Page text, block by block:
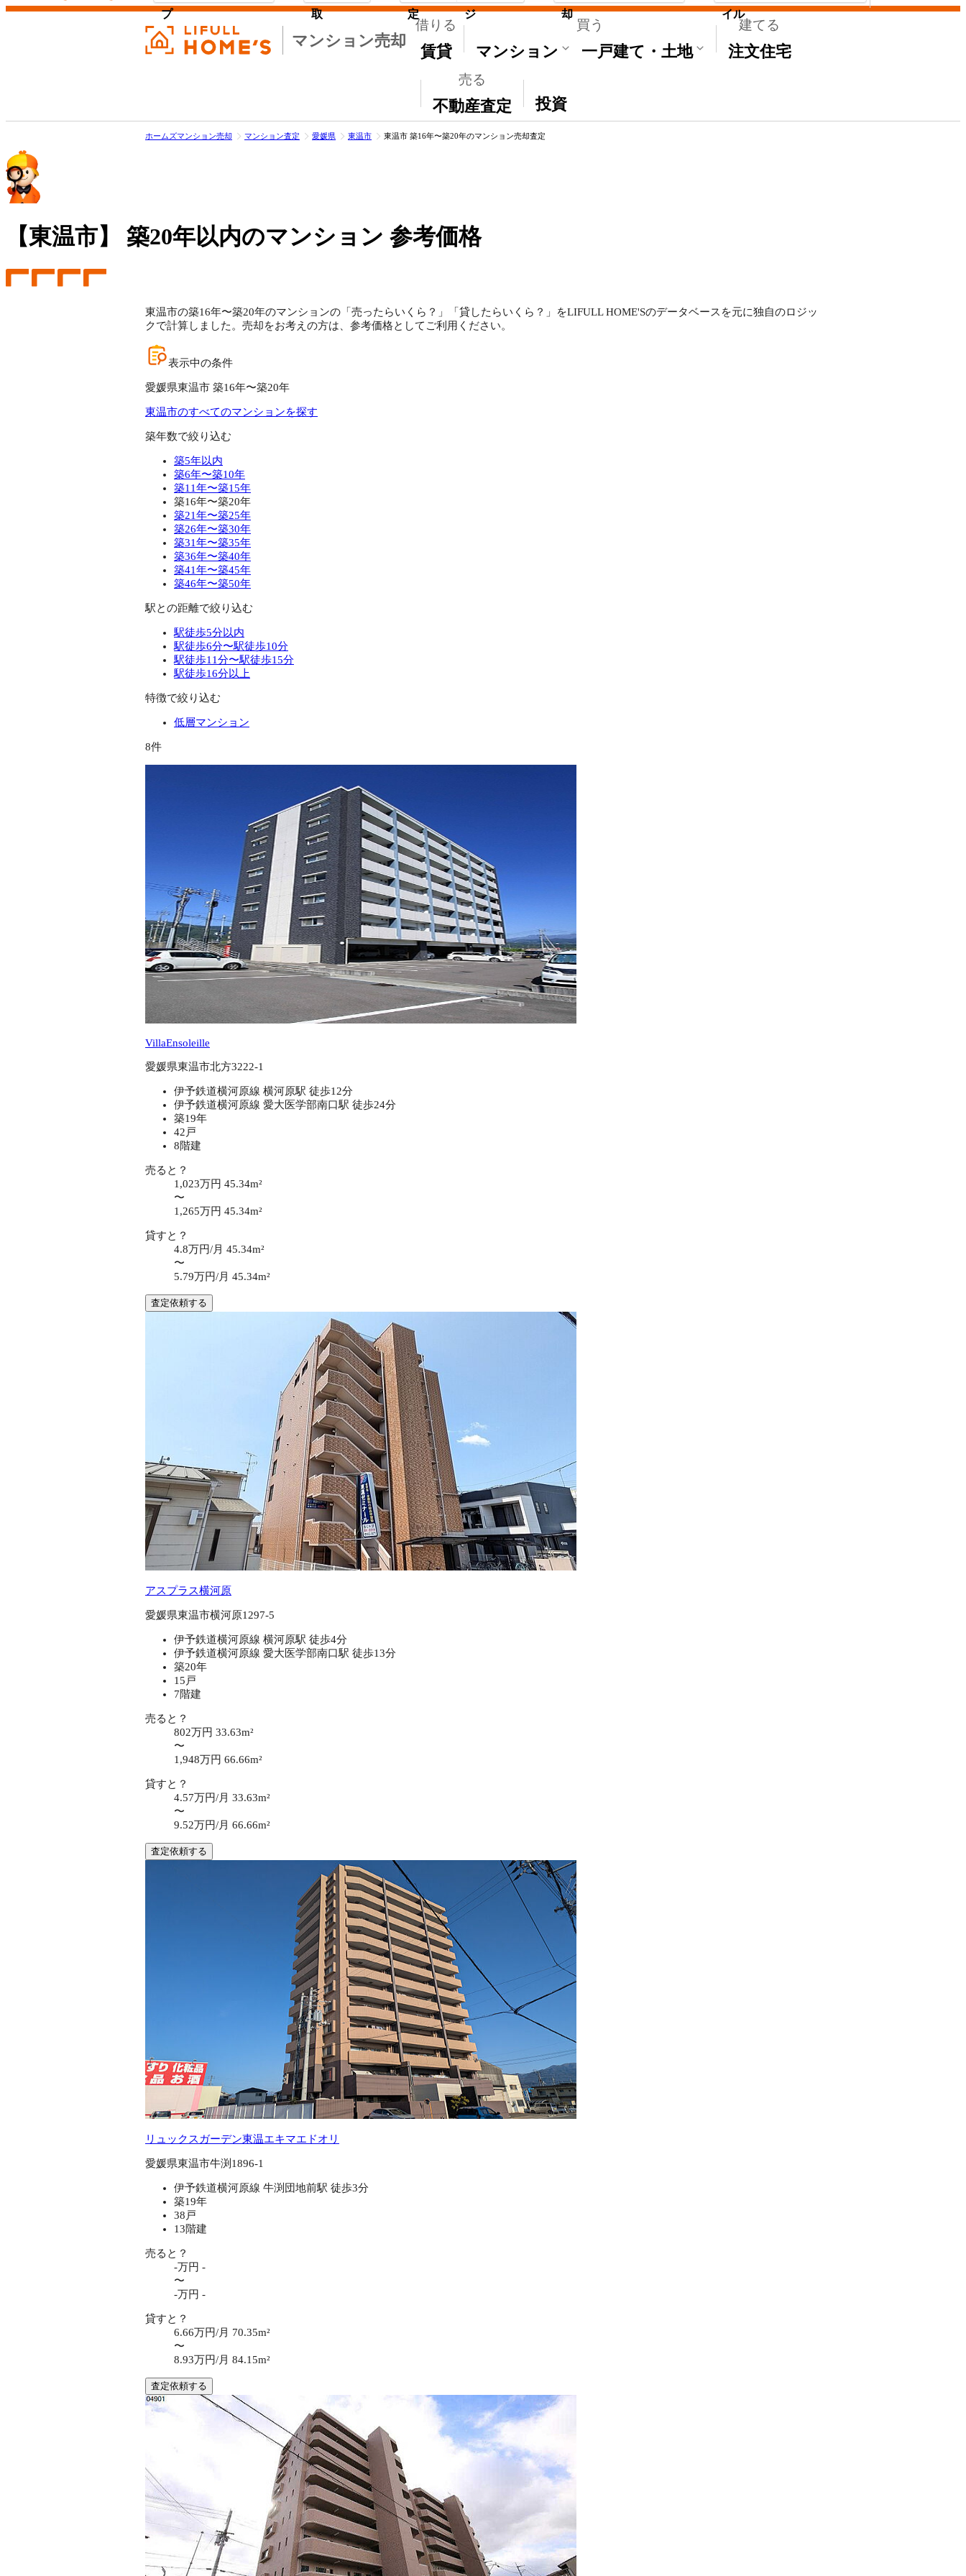
マンション売却
借りる
賃貸
買う
マンション 一戸建て・土地
建てる
注文住宅
売る
不動産査定
その他
投資
プ 取 定 ジ 却 イル
ホームズマンション売却 マンション査定 愛媛県 東温市 東温市 築16年〜築20年のマンション売却査定
【東温市】 築20年以内のマンション 参考価格
東温市の築16年〜築20年のマンションの「売ったらいくら？」「貸したらいくら？」をLIFULL HOME'Sのデータベースを元に独自のロジッ
クで計算しました。売却をお考えの方は、参考価格としてご利用ください。
表示中の条件
愛媛県東温市 築16年〜築20年
東温市のすべてのマンションを探す
築年数で絞り込む
築5年以内
築6年〜築10年
築11年〜築15年
築16年〜築20年
築21年〜築25年
築26年〜築30年
築31年〜築35年
築36年〜築40年
築41年〜築45年
築46年〜築50年
駅との距離で絞り込む
駅徒歩5分以内
駅徒歩6分〜駅徒歩10分
駅徒歩11分〜駅徒歩15分
駅徒歩16分以上
特徴で絞り込む
低層マンション
8件
VillaEnsoleille
愛媛県東温市北方3222-1
伊予鉄道横河原線 横河原駅 徒歩12分
伊予鉄道横河原線 愛大医学部南口駅 徒歩24分
築19年
42戸
8階建
売ると？
1,023万円 45.34m²
〜
1,265万円 45.34m²
貸すと？
4.8万円/月 45.34m²
〜
5.79万円/月 45.34m²
査定依頼する
アスプラス横河原
愛媛県東温市横河原1297-5
伊予鉄道横河原線 横河原駅 徒歩4分
伊予鉄道横河原線 愛大医学部南口駅 徒歩13分
築20年
15戸
7階建
売ると？
802万円 33.63m²
〜
1,948万円 66.66m²
貸すと？
4.57万円/月 33.63m²
〜
9.52万円/月 66.66m²
査定依頼する
リュックスガーデン東温エキマエドオリ
愛媛県東温市牛渕1896-1
伊予鉄道横河原線 牛渕団地前駅 徒歩3分
築19年
38戸
13階建
売ると？
-万円 -
〜
-万円 -
貸すと？
6.66万円/月 70.35m²
〜
8.93万円/月 84.15m²
査定依頼する